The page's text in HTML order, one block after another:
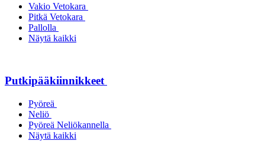
Vakio Vetokara
Pitkä Vetokara
Pallolla
Näytä kaikki
Putkipääkiinnikkeet
Pyöreä
Neliö
Pyöreä Neliökannella
Näytä kaikki